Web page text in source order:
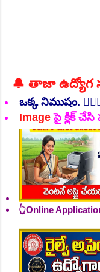
🔔 తాజా
ఒక్క నిముషం.
Imageపై క్లిక్
👆Online